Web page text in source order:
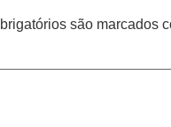
são marcados